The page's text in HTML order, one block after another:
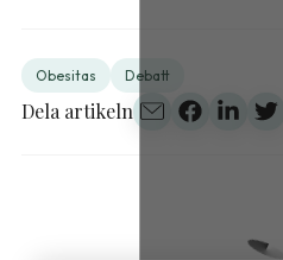
Obesitas Debatt
Dela artikeln